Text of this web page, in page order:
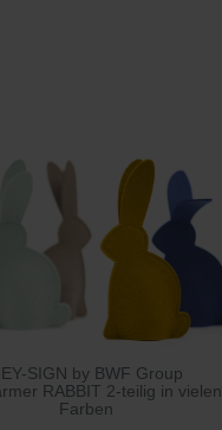
SIGN by BWF Group
RABBIT 2-teilig in vielen
Farben